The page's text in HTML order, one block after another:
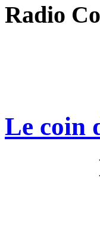
Radio
Le coin